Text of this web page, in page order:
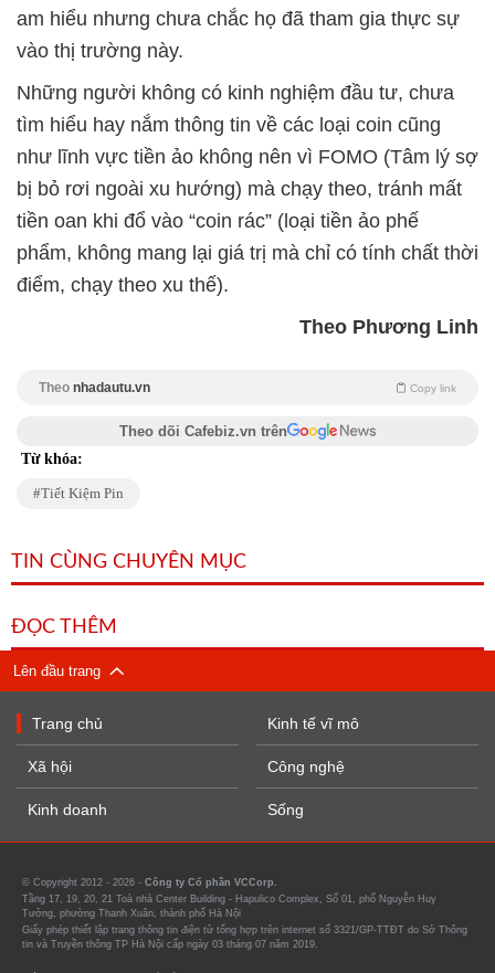
am hiểu nhưng chưa chắc họ đã tham gia thực sự
vào thị trường này.
Những người không có kinh nghiệm đầu tư, chưa
tìm hiểu hay nắm thông tin về các loại coin cũng
như lĩnh vực tiền ảo không nên vì FOMO (Tâm lý sợ
bị bỏ rơi ngoài xu hướng) mà chạy theo, tránh mất
tiền oan khi đổ vào “coin rác” (loại tiền ảo phế
phẩm, không mang lại giá trị mà chỉ có tính chất thời
điểm, chạy theo xu thế).
Theo Phương Linh
Theo nhadautu.vn Copy link
Theo dõi Cafebiz.vn trên
Từ khóa:
Tiết Kiệm Pin
TIN CÙNG CHUYÊN MỤC
ĐỌC THÊM
Lên đầu trang
Trang chủ
Xã hội
Kinh doanh
Kinh tế vĩ mô
Công nghệ
Sống
© Copyright 2012 - 2026 - Công ty Cổ phần VCCorp.
Tầng 17, 19, 20, 21 Toà nhà Center Building - Hapulico Complex, Số 01, phố Nguyễn Huy
Tưởng, phường Thanh Xuân, thành phố Hà Nội
Giấy phép thiết lập trang thông tin điện tử tổng hợp trên internet số 3321/GP-TTĐT do Sở Thông
tin và Truyền thông TP Hà Nội cấp ngày 03 tháng 07 năm 2019.